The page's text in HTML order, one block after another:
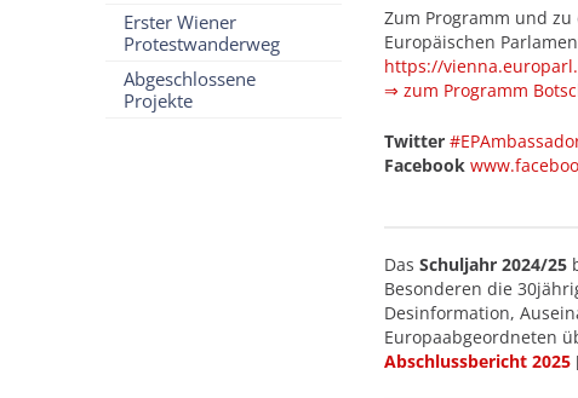
Erster Wiener
Protestwanderweg
Abgeschlossene
Projekte
Zum Programm und
Europäischen
https://
⇒ zum Programm
Twitter
Facebook
Das Schuljahr 2024/25
Besonderen die
Desinformation,
Europaabgeordneten
Abschlussbericht 2025